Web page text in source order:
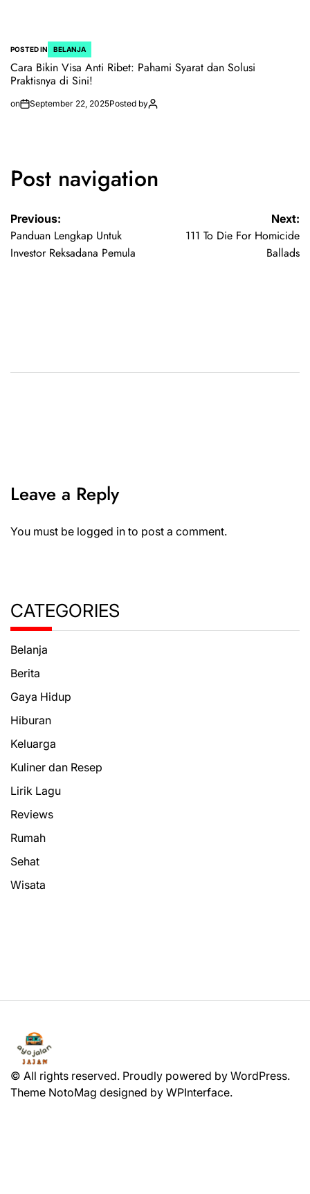
POSTED IN BELANJA
Cara Bikin Visa Anti Ribet: Pahami Syarat dan Solusi
Praktisnya di Sini!
on September 22, 2025Posted by
Post navigation
Previous:
Panduan Lengkap Untuk
Investor Reksadana Pemula
Next:
111 To Die For Homicide
Ballads
Leave a Reply
You must be logged in to post a comment.
CATEGORIES
Belanja
Berita
Gaya Hidup
Hiburan
Keluarga
Kuliner dan Resep
Lirik Lagu
Reviews
Rumah
Sehat
Wisata
© All rights reserved. Proudly powered by WordPress.
Theme NotoMag designed by WPInterface.